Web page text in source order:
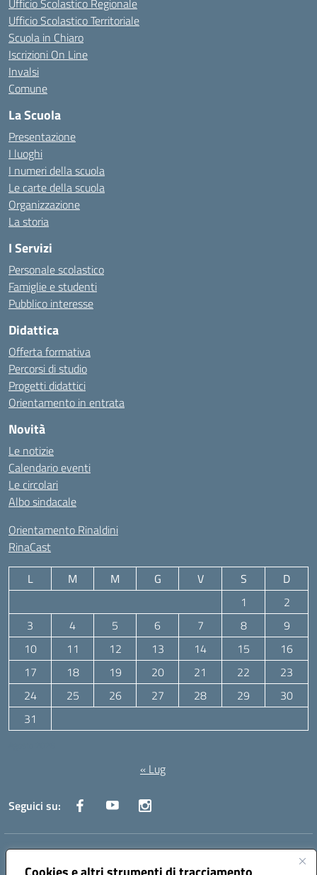
Ufficio Scolastico Regionale
Ufficio Scolastico Territoriale
Scuola in Chiaro
Iscrizioni On Line
Invalsi
Comune
La Scuola
Presentazione
I luoghi
I numeri della scuola
Le carte della scuola
Organizzazione
La storia
I Servizi
Personale scolastico
Famiglie e studenti
Pubblico interesse
Didattica
Offerta formativa
Percorsi di studio
Progetti didattici
Orientamento in entrata
Novità
Le notizie
Calendario eventi
Le circolari
Albo sindacale
Orientamento Rinaldini
RinaCast
L M M G V S
D
1
2
3
4 5 6 7 8
9
10
11 12 13 14 15
16
17
18 19 20 21 22
23
24
25 26 27 28 29
30
31
« Lug
Seguici su:
Indirizzo:Via Canale 1, Ancona
Centralino:071 204723 Email:anpc010006@istruzione.it